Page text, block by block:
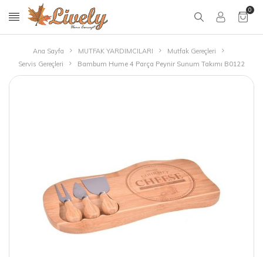
0
Ana Sayfa MUTFAK YARDIMCILARI
Mutfak Gereçleri
Servis Gereçleri
Bambum Hume 4 Parça Peynir Sunum Takımı B0122